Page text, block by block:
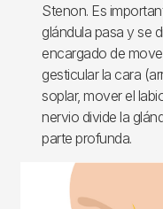
Stenon. Es
glándula pasa y se
encargado de
gesticular la cara
soplar, mover el
nervio divide la
parte profunda.